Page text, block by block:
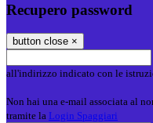
Recupero password
button close ×
all'indirizzo indicato con le
Non hai una e-mail associata al
tramite la Login Spaggiari